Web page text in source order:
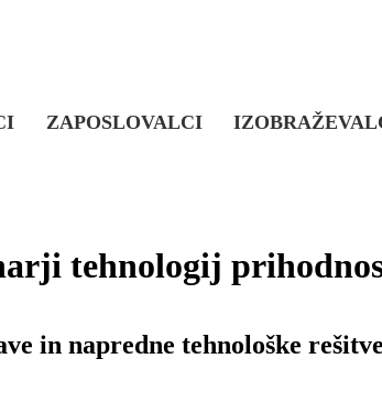
ZAPOSLOVALCI
tehnologij
in napredne tehnološke